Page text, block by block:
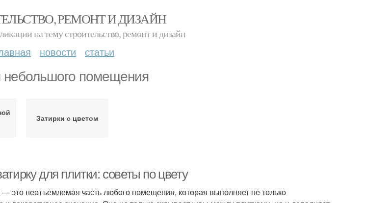
РЕМОНТ И ДИЗАЙН
на тему строительство, ремонт и дизайн
новости статьи
небольшого помещения
Затирки с цветом
для плитки: советы по цвету
— это неотъемлемая часть любого помещения, которая выполняет не только